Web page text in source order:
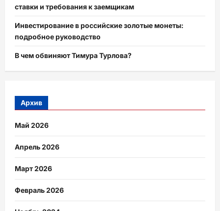
ставки и требования к заемщикам
Инвестирование в российские золотые монеты:
подробное руководство
В чем обвиняют Тимура Турлова?
Архив
Май 2026
Апрель 2026
Март 2026
Февраль 2026